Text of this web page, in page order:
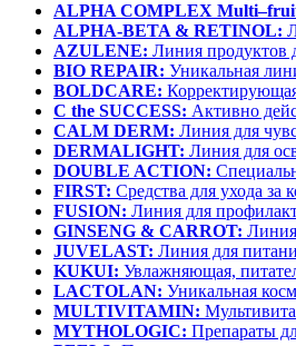
ALPHA COMPLEX
ALPHA-BETA & RETINOL:
AZULENE: Линия продуктов
BIO REPAIR: Уникальная
BOLDCARE:
C the SUCCESS: Активно
CALM DERM: Линия для
DERMALIGHT: Линия для
DOUBLE ACTION:
FIRST: Средства для ухода за
FUSION: Линия для
GINSENG & CARROT: Линия
JUVELAST: Линия для
KUKUI: Увлажняющая,
LACTOLAN: Уникальная
MULTIVITAMIN:
MYTHOLOGIC: Препараты